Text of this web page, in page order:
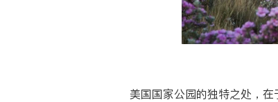
美国国家公园的独特之处，